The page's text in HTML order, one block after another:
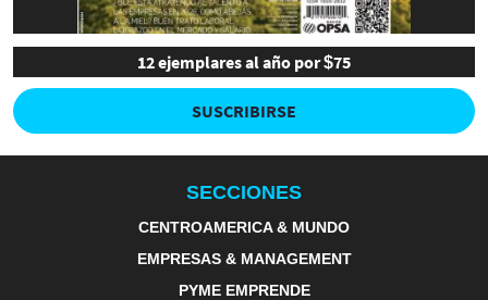
12 ejemplares al año por $75
SUSCRIBIRSE
SECCIONES
CENTROAMERICA & MUNDO
EMPRESAS & MANAGEMENT
PYME EMPRENDE